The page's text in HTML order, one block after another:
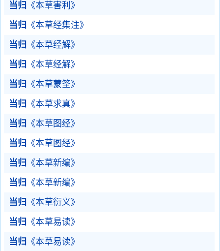
当归 《本草害利》
当归 《本草经集注》
当归 《本草经解》
当归 《本草经解》
当归 《本草蒙筌》
当归 《本草求真》
当归 《本草图经》
当归 《本草图经》
当归 《本草新编》
当归 《本草新编》
当归 《本草衍义》
当归 《本草易读》
当归 《本草易读》